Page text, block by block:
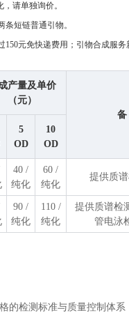
请单独询价。
短链普通引物。
150元免快递费用；引物合成服
产量及单价
（元）
备
5
OD
10
OD
40 /
纯化
60 /
纯化
提供质
90 /
纯化
110 /
纯化
提供质谱检
管电泳
的检测标准与质量控制体系